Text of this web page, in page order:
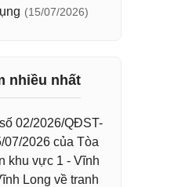
(15/07/2026)
nhiều nhất
02/2026/QĐST-
07/2026 của Tòa
khu vực 1 - Vĩnh
Long về tranh